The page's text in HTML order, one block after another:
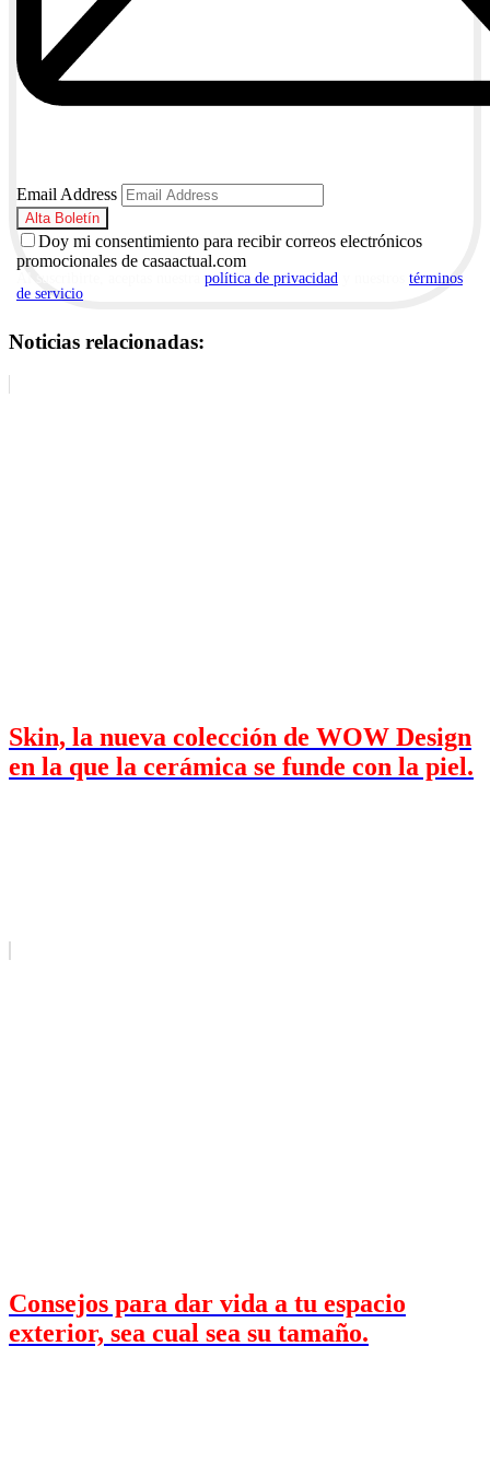
Email Address
Doy mi consentimiento para recibir correos electrónicos
promocionales de casaactual.com
política de privacidad
términos
de servicio
Noticias relacionadas:
Skin, la nueva colección de WOW Design
en la que la cerámica se funde con la piel.
Consejos para dar vida a tu espacio
exterior, sea cual sea su tamaño.